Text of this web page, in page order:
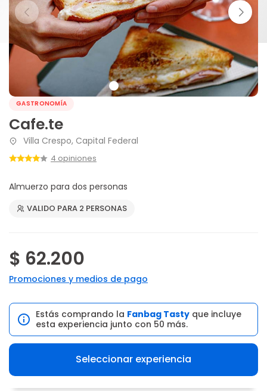
GASTRONOMÍA
Cafe.te
Villa Crespo, Capital Federal
4 opiniones
Almuerzo para dos personas
VALIDO PARA 2 PERSONAS
$ 62.200
Promociones y medios de pago
Estás comprando la Fanbag Tasty que incluye
esta experiencia junto con 50 más.
Seleccionar experiencia